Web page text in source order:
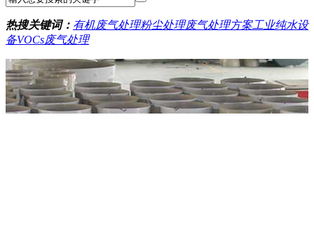
热搜关键词： 有机废气处理粉尘处理废气处理方案工业纯水设
备VOCs废气处理